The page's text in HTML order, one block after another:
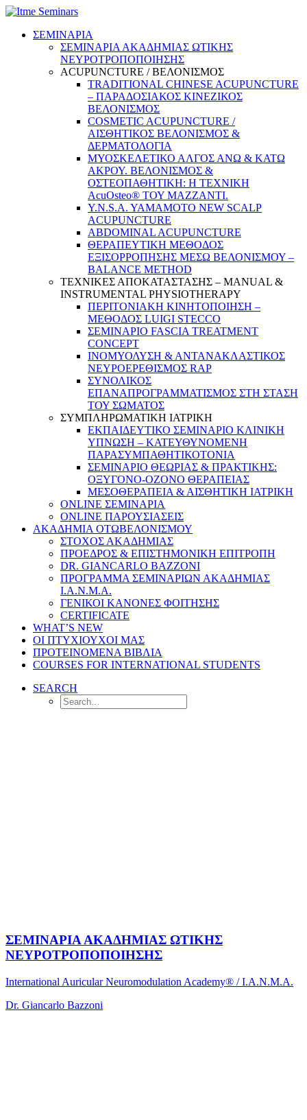
ΣΕΜΙΝΑΡΙΑ
ΣΕΜΙΝΑΡΙΑ ΑΚΑΔΗΜΙΑΣ ΩΤΙΚΗΣ
ΝΕΥΡΟΤΡΟΠΟΠΟΙΗΣΗΣ
ACUPUNCTURE / ΒΕΛΟΝΙΣΜΟΣ
TRADITIONAL CHINESE ACUPUNCTURE
– ΠΑΡΑΔΟΣΙΑΚΟΣ ΚΙΝΕΖΙΚΟΣ
ΒΕΛΟΝΙΣΜΟΣ
COSMETIC ACUPUNCTURE /
ΑΙΣΘΗΤΙΚΟΣ ΒΕΛΟΝΙΣΜΟΣ &
ΔΕΡΜΑΤΟΛΟΓΙΑ
ΜΥΟΣΚΕΛΕΤΙΚΟ ΑΛΓΟΣ ΑΝΩ & ΚΑΤΩ
ΑΚΡΟΥ. ΒΕΛΟΝΙΣΜΟΣ &
ΟΣΤΕΟΠΑΘΗΤΙΚΗ: Η ΤΕΧΝΙΚΗ
AcuOsteo® ΤΟΥ MAZZANTI.
Y.N.S.A. YAMAMOTO NEW SCALP
ACUPUNCTURE
ABDOMINAL ACUPUNCTURE
ΘΕΡΑΠΕΥΤΙΚΗ ΜΕΘΟΔΟΣ
ΕΞΙΣΟΡΡΟΠΗΣΗΣ ΜΕΣΩ ΒΕΛΟΝΙΣΜΟΥ –
BALANCE METHOD
ΤΕΧΝΙΚΕΣ ΑΠΟΚΑΤΑΣΤΑΣΗΣ – MANUAL &
INSTRUMENTAL PHYSIOTHERAPY
ΠΕΡΙΤΟΝΙΑΚΗ ΚΙΝΗΤΟΠΟΙΗΣΗ –
ΜΕΘΟΔΟΣ LUIGI STECCO
ΣΕΜΙΝΑΡΙΟ FASCIA TREATMENT
CONCEPT
ΙΝΟΜΥΟΛΥΣΗ & ΑΝΤΑΝΑΚΛΑΣΤΙΚΟΣ
ΝΕΥΡΟΕΡΕΘΙΣΜΟΣ RAP
ΣΥΝΟΛΙΚΟΣ
ΕΠΑΝΑΠΡΟΓΡΑΜΜΑΤΙΣΜΟΣ ΣΤΗ ΣΤΑΣΗ
ΤΟΥ ΣΩΜΑΤΟΣ
ΣΥΜΠΛΗΡΩΜΑΤΙΚΗ ΙΑΤΡΙΚΗ
ΕΚΠΑΙΔΕΥΤΙΚΟ ΣΕΜΙΝΑΡΙΟ ΚΛΙΝΙΚΗ
ΥΠΝΩΣΗ – ΚΑΤΕΥΘΥΝΟΜΕΝΗ
ΠΑΡΑΣΥΜΠΑΘΗΤΙΚΟΤΟΝΙΑ
ΣΕΜΙΝΑΡΙΟ ΘΕΩΡΙΑΣ & ΠΡΑΚΤΙΚΗΣ:
ΟΞΥΓΟΝΟ-ΟΖΟΝΟ ΘΕΡΑΠΕΙΑΣ
ΜΕΣΟΘΕΡΑΠΕΙΑ & ΑΙΣΘΗΤΙΚΗ ΙΑΤΡΙΚΗ
ONLINE ΣΕΜΙΝΑΡΙΑ
ONLINE ΠΑΡΟΥΣΙΑΣΕΙΣ
ΑΚΑΔΗΜΙΑ ΟΤΩΒΕΛΟΝΙΣΜΟΥ
ΣΤΟΧΟΣ ΑΚΑΔΗΜΙΑΣ
ΠΡΟΕΔΡΟΣ & ΕΠΙΣΤΗΜΟΝΙΚΗ ΕΠΙΤΡΟΠΗ
DR. GIANCARLO BAZZONI
ΠΡΟΓΡΑΜΜΑ ΣΕΜΙΝΑΡΙΩΝ ΑΚΑΔΗΜΙΑΣ
Ι.Α.Ν.Μ.Α.
ΓΕΝΙΚΟΙ ΚΑΝΟΝΕΣ ΦΟΙΤΗΣΗΣ
CERTIFICATE
WHAT’S NEW
ΟΙ ΠΤΥΧΙΟΥΧΟΙ ΜΑΣ
ΠΡΟΤΕΙΝΟΜΕΝΑ ΒΙΒΛΙΑ
COURSES FOR INTERNATIONAL STUDENTS
SEARCH
ΣΕΜΙΝΑΡΙΑ ΑΚΑΔΗΜΙΑΣ ΩΤΙΚΗΣ
ΝΕΥΡΟΤΡΟΠΟΠΟΙΗΣΗΣ
International Auricular Neuromodulation Academy® / I.A.N.M.A.
Dr. Giancarlo Bazzoni